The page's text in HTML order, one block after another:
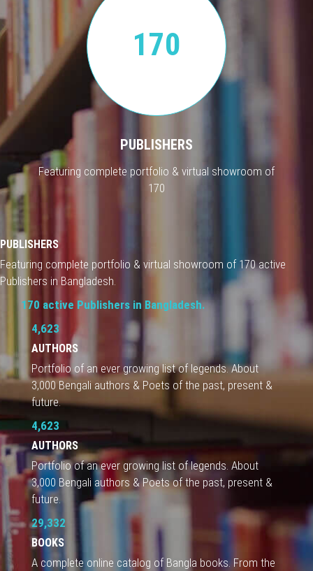
170
PUBLISHERS
Featuring complete portfolio & virtual showroom of
170
PUBLISHERS
Featuring complete portfolio & virtual showroom of 170 active
Publishers in Bangladesh.
170 active Publishers in Bangladesh.
4,623
AUTHORS
Portfolio of an ever growing list of legends. About
3,000 Bengali authors & Poets of the past, present &
future.
4,623
AUTHORS
Portfolio of an ever growing list of legends. About
3,000 Bengali authors & Poets of the past, present &
future.
29,332
BOOKS
A complete online catalog of Bangla books. From the